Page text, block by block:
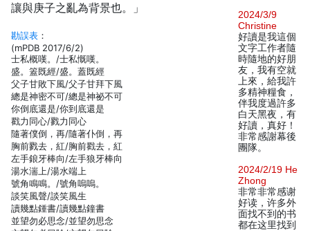
讓與庚子之亂為背景也。」
勘誤表 ：
(mPDB 2017/6/2)
士私概嘆。/士私慨嘆。
盛。篕既經/盛。蓋既經
父子甘敗下風/父子甘拜下風
總是神密不可/總是神祕不可
你倒底還是/你到底還是
戳力同心/戮力同心
隨著僕倒，再/隨著仆倒，再
胸前戮去，紅/胸前戳去，紅
左手鋃牙棒向/左手狼牙棒向
湯水湍上/湯水端上
號角鳴鳴。/號角嗚嗚。
談笑風聲/談笑風生
讀幾點鍾書/讀幾點鐘書
並望勿必思念/並望勿思念
2024/3/9
Christine
好讀是我這個
文字工作者隨
時隨地的好朋
友，我有空就
上來，給我許
多精神糧食，
伴我度過許多
白天黑夜，有
好讀，真好！
非常感謝幕後
團隊。
2024/2/19 He
Zhong
非常非常感谢
好读，许多外
面找不到的书
都在这里找到